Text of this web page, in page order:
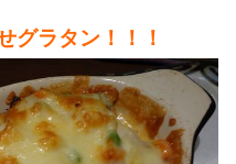
グラタン！！！